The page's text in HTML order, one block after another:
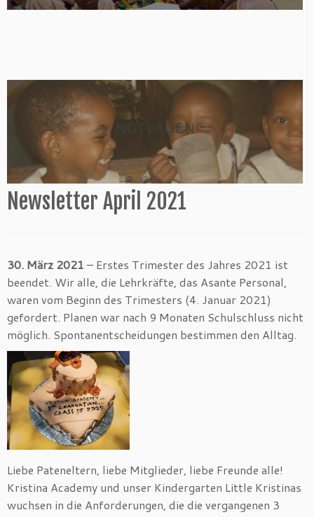
NOTLAGEN
Newsletter April 2021
30. März 2021 – Erstes Trimester des Jahres 2021 ist
beendet. Wir alle, die Lehrkräfte, das Asante Personal,
waren vom Beginn des Trimesters (4. Januar 2021)
gefordert. Planen war nach 9 Monaten Schulschluss nicht
möglich. Spontanentscheidungen bestimmen den Alltag.
Liebe Pateneltern, liebe Mitglieder, liebe Freunde alle!
Kristina Academy und unser Kindergarten Little Kristinas
wuchsen in die Anforderungen, die die vergangenen 3